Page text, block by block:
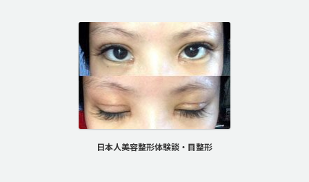
ご相談のお問い合わせ
日本人美容整形体験談・目整形